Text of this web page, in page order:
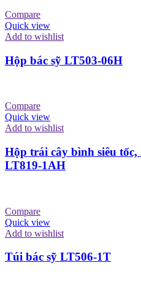
Compare
Quick view
Add to wishlist
Hộp bác sỹ LT503-06H
Compare
Quick view
Add to wishlist
Hộp trái cây bình siêu tốc,
LT819-1AH
Compare
Quick view
Add to wishlist
Túi bác sỹ LT506-1T